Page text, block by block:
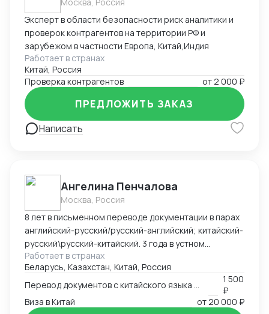
Эксперт в области безопасности риск аналитики и
проверок контрагентов на территории РФ и
зарубежом в частности Европа, Китай,Индия
Работает в странах
Китай, Россия
Проверка контрагентов
от2 000 ₽
Написать
ПРЕДЛОЖИТЬ ЗАКАЗ
Ангелина Пенчалова
Москва, Россия
8 лет в письменном переводе документации в парах
английский-русский/русский-английский; китайский-
русский\русский-китайский. 3 года в устном
переводе в паре китайский-русский\русский-
китайский.
Работает в странах
Беларусь, Казахстан, Китай, Россия
1 500
₽
Виза в Китай
от20 000 ₽